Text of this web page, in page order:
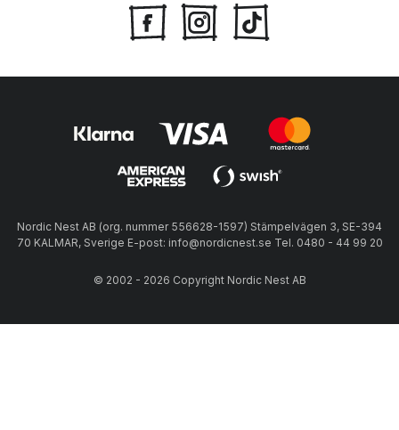
Nordic Nest AB (org. nummer 556628-1597) Stämpelvägen 3, SE-394
70 KALMAR, Sverige E-post: info@nordicnest.se Tel. 0480 - 44 99 20
© 2002 - 2026 Copyright Nordic Nest AB